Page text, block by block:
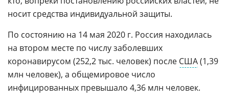
носит средства индивидуальной защиты.
По состоянию на 14 мая 2020 г. Россия находилась
на втором месте по числу заболевших
коронавирусом (252,2 тыс. человек) после США(1,39
млн человек), а общемировое число
инфицированных превышало 4,36 млн человек.